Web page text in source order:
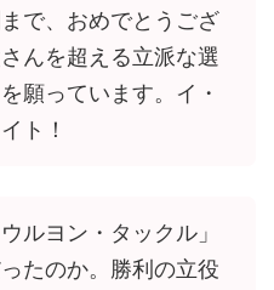
で、おめでとうござ
んを超える立派な選
願っています。イ・
ト！
ルヨン・タックル」
たのか。勝利の立役